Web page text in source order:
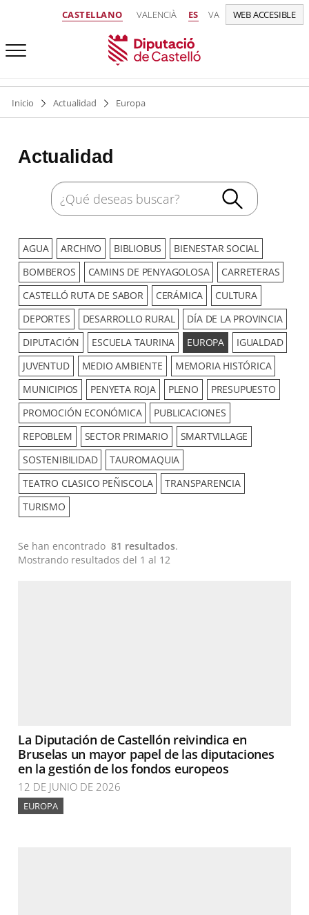
CASTELLANO VALENCIÀ ES VA WEB ACCESIBLE
Inicio Actualidad Europa
Actualidad
AGUA ARCHIVO BIBLIOBUS
BIENESTAR SOCIAL
BOMBEROS
CAMINS DE PENYAGOLOSA
CARRETERAS
CASTELLÓ RUTA DE SABOR
CERÁMICA
CULTURA
DEPORTES
DESARROLLO RURAL
DÍA DE LA PROVINCIA
DIPUTACIÓN
ESCUELA TAURINA EUROPA
IGUALDAD
JUVENTUD
MEDIO AMBIENTE
MEMORIA HISTÓRICA
MUNICIPIOS
PENYETA ROJA PLENO
PRESUPUESTO
PROMOCIÓN ECONÓMICA
PUBLICACIONES
REPOBLEM
SECTOR PRIMARIO
SMARTVILLAGE
SOSTENIBILIDAD
TAUROMAQUIA
TEATRO CLASICO PEÑISCOLA
TRANSPARENCIA
TURISMO
Se han encontrado81 resultados.
Mostrando resultados del 1 al 12
La Diputación de Castellón reivindica en
Bruselas un mayor papel de las diputaciones
en la gestión de los fondos europeos
12 DE JUNIO DE 2026
EUROPA